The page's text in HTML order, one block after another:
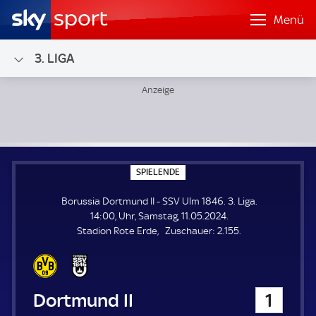
Menü
3. LIGA
SPIELENDE
P
E
L
E
N
Borussia Dortmund II - SSV Ulm 1846. 3. Liga.
14:00, Uhr, Samstag, 11.05.2024.
Stadion Rote Erde
Zuschauer: Z
2.155.
Borussia Dortmund II 1